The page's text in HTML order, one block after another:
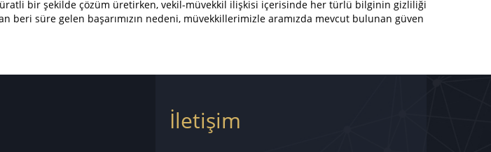
bir şekilde çözüm üretirken, vekil-müvekkil ilişkisi içerisinde her türlü bilginin gizliliği
beri süre gelen başarımızın nedeni, müvekkillerimizle aramızda mevcut bulunan güven
İletişim